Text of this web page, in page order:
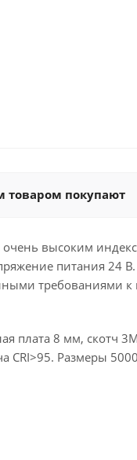
товаром покупают
высоким
питания
требованиями к
плата 8 мм, скотч
CRI>95. Размеры